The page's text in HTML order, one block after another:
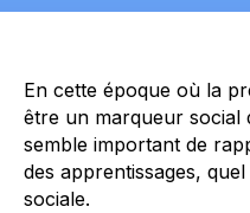
En cette époque où la
être un marqueur social
semble important de
des apprentissages,
sociale.